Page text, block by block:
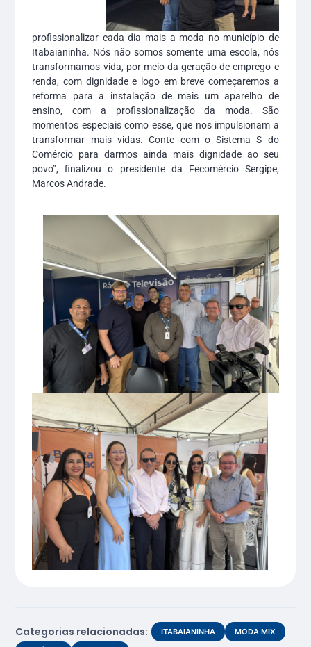
profissionalizar cada dia mais a moda no município de
Itabaianinha. Nós não somos somente uma escola, nós
transformamos vida, por meio da geração de emprego e
renda, com dignidade e logo em breve começaremos a
reforma para a instalação de mais um aparelho de
ensino, com a profissionalização da moda. São
momentos especiais como esse, que nos impulsionam a
transformar mais vidas. Conte com o Sistema S do
Comércio para darmos ainda mais dignidade ao seu
povo”, finalizou o presidente da Fecomércio Sergipe,
Marcos Andrade.
Categorias relacionadas: ITABAIANINHA
MODA MIX